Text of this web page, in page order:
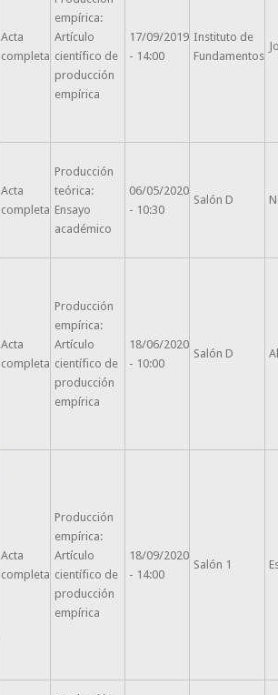
Acta
completa
empírica:
Artículo
científico de
producción
empírica
17/09/2019
- 14:00
Instituto de
Fundamentos
Acta
completa
Producción
teórica:
Ensayo
académico
06/05/2020
- 10:30
Salón D
Acta
completa
Producción
empírica:
Artículo
científico de
producción
empírica
18/06/2020
- 10:00
Salón D
Acta
completa
Producción
empírica:
Artículo
científico de
producción
empírica
18/09/2020
- 14:00
Salón 1